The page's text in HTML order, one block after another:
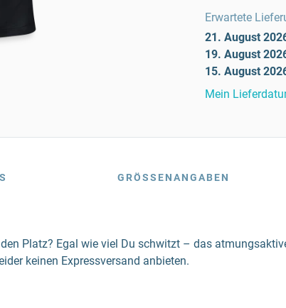
Erwartete
21. August
19. August
15. August
Mein
GRÖSSENANGABEN
Platz? Egal wie viel Du schwitzt – das
keinen Expressversand anbieten.